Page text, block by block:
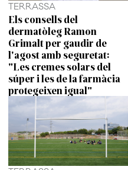
TERRASSA
Els consells del
dermatòleg Ramon
Grimalt per gaudir de
l'agost amb seguretat:
"Les cremes solars del
súper i les de la farmàcia
protegeixen igual"